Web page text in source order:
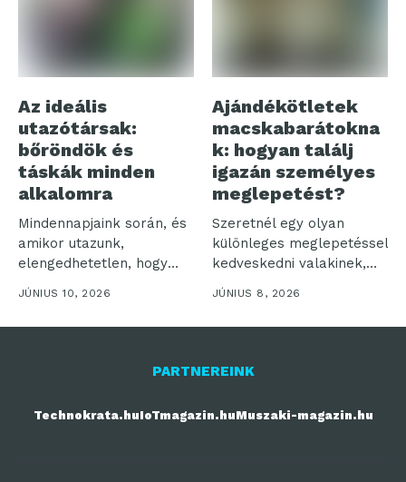
Az ideális
utazótársak:
bőröndök és
táskák minden
alkalomra
Mindennapjaink során, és
amikor utazunk,
elengedhetetlen, hogy
legyen egy megbízható
táskánk vagy...
JÚNIUS 10, 2026
Ajándékötletek
macskabarátokna
k: hogyan találj
igazán személyes
meglepetést?
Szeretnél egy olyan
különleges meglepetéssel
kedveskedni valakinek,
aki rajong a cicákért?
JÚNIUS 8, 2026
PARTNEREINK
Technokrata.huIoTmagazin.huMuszaki-magazin.hu